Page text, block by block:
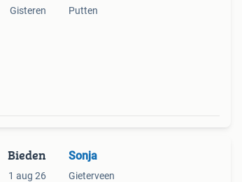
Gisteren Putten
Bieden
1 aug 26
Sonja
Gieterveen